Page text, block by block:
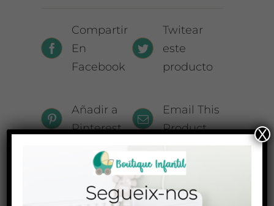
Compartir
En
Facebook
Twitear
este
producto
Añadir a
Pinterest
Email This
Product
Related products
X